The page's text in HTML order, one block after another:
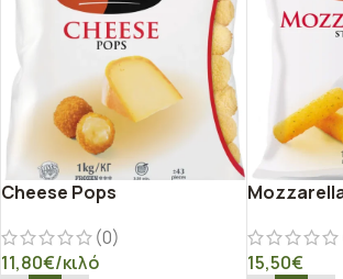
Cheese Pops
(0)
11,80€/κιλό
15,50€